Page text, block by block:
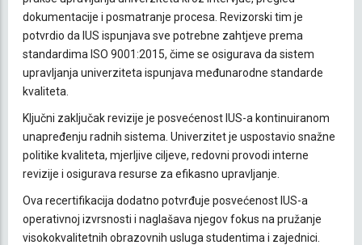
dokumentacije i posmatranje procesa. Revizorski tim je
potvrdio da IUS ispunjava sve potrebne zahtjeve prema
standardima ISO 9001:2015, čime se osigurava da sistem
upravljanja univerziteta ispunjava međunarodne standarde
kvaliteta.
Ključni zaključak revizije je posvećenost IUS-a kontinuiranom
unapređenju radnih sistema. Univerzitet je uspostavio snažne
politike kvaliteta, mjerljive ciljeve, redovni provodi interne
revizije i osigurava resurse za efikasno upravljanje.
Ova recertifikacija dodatno potvrđuje posvećenost IUS-a
operativnoj izvrsnosti i naglašava njegov fokus na pružanje
visokokvalitetnih obrazovnih usluga studentima i zajednici.